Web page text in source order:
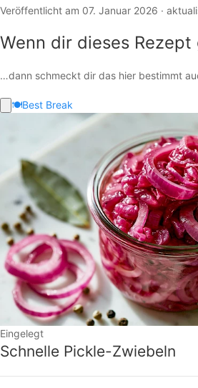
Veröffentlicht am 07. Januar 2026 ·
Wenn dir dieses
…dann schmeckt dir das hier bestimmt
🍽️Best Break
Eingelegt
Schnelle Pickle-Zwiebeln